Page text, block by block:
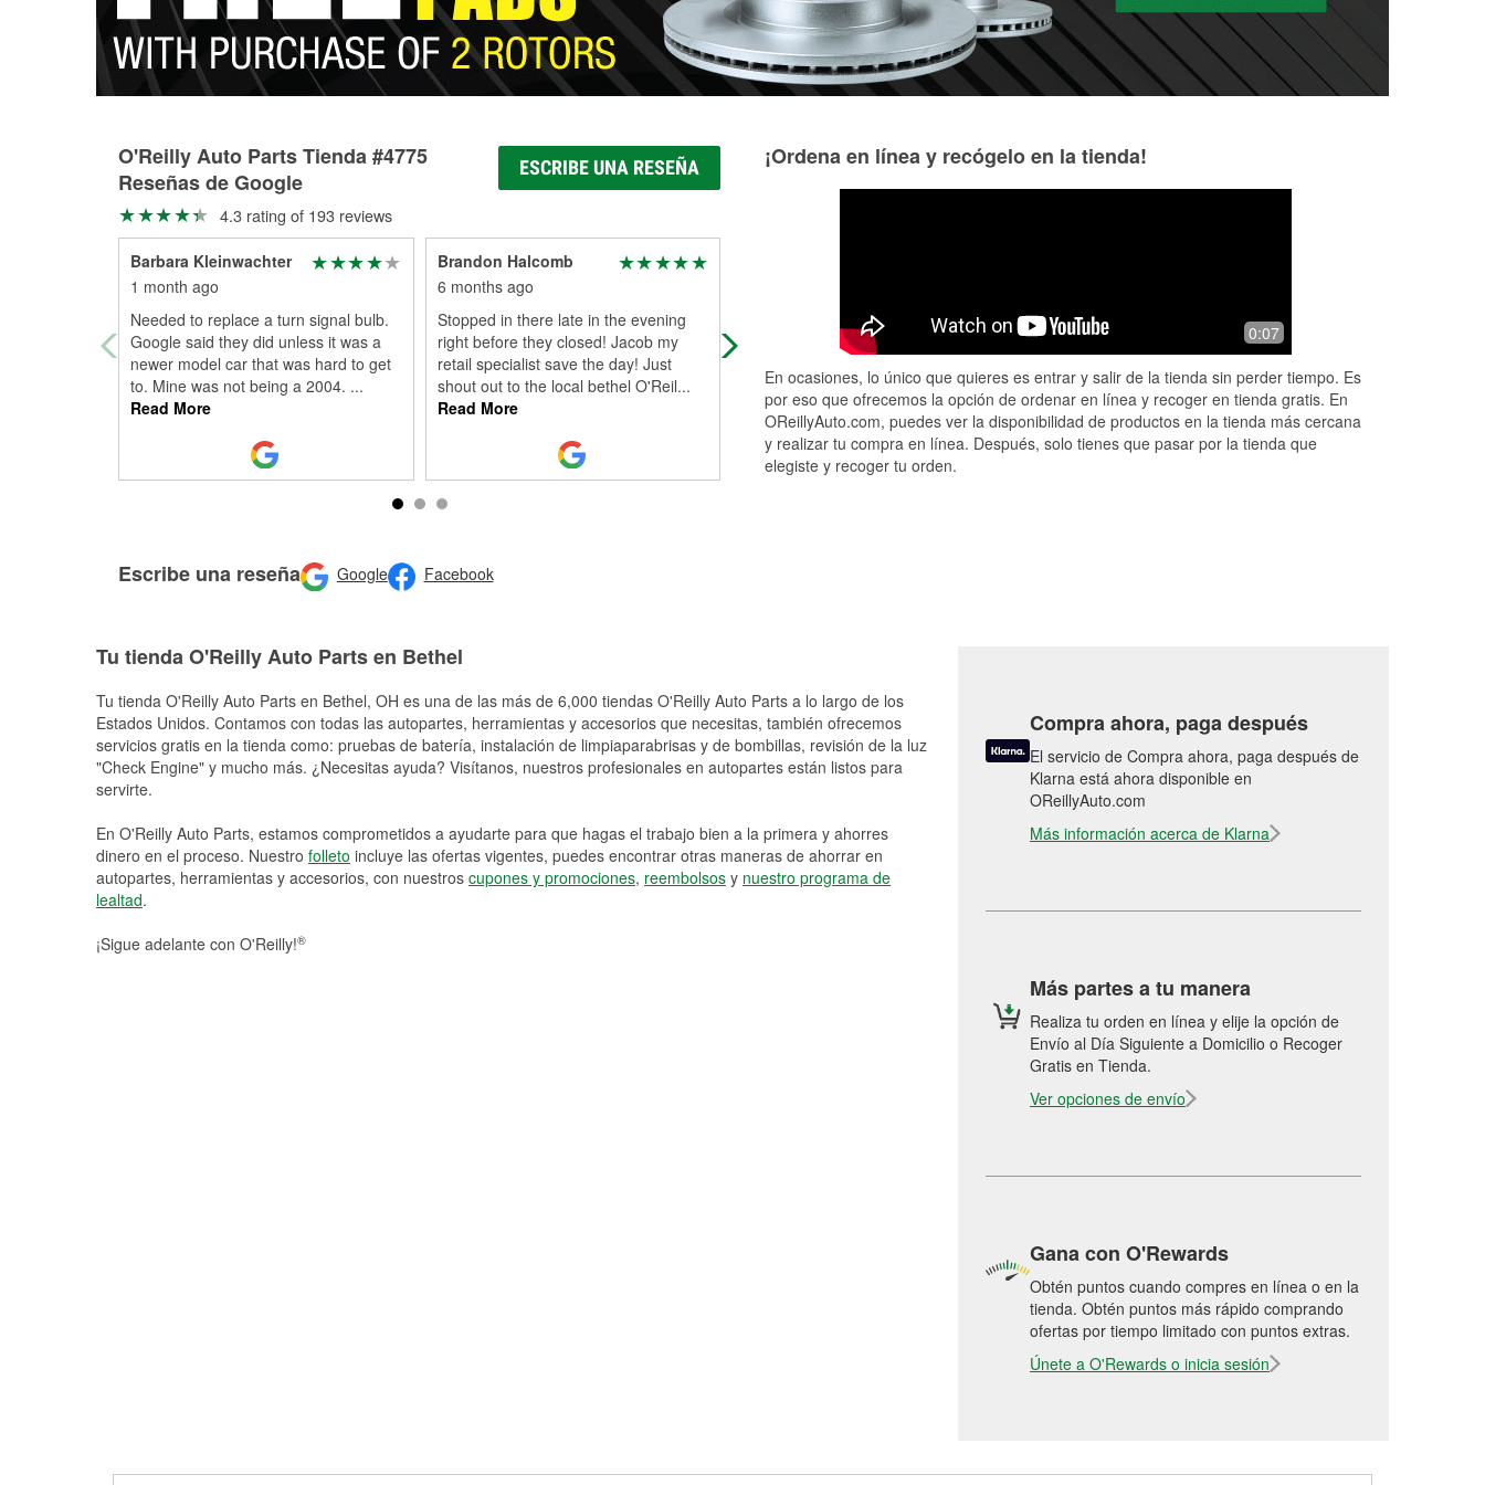
O'Reilly Auto Parts Tienda #4775
Reseñas de Google
ESCRIBE UNA RESEÑA
4.3 rating of 193 reviews
Barbara Kleinwachter
1 month ago
Needed to replace a turn signal bulb.
Google said they did unless it was a
newer model car that was hard to get
to. Mine was not being a 2004. ...
Read More
Brandon Halcomb
6 months ago
Stopped in there late in the evening
right before they closed! Jacob my
retail specialist save the day! Just
shout out to the local bethel O'Reil...
Read More
Always have the part you need, or can
have next day, staff are helpful
Escribe una reseña Google Facebook
¡Ordena en línea y recógelo en la tienda!
0:07
En ocasiones, lo único que quieres es entrar y salir de la tienda sin perder tiempo. Es
por eso que ofrecemos la opción de ordenar en línea y recoger en tienda gratis. En
OReillyAuto.com, puedes ver la disponibilidad de productos en la tienda más cercana
y realizar tu compra en línea. Después, solo tienes que pasar por la tienda que
elegiste y recoger tu orden.
Tu tienda O'Reilly Auto Parts en Bethel
Tu tienda O'Reilly Auto Parts en Bethel, OH es una de las más de 6,000 tiendas O'Reilly Auto Parts a lo largo de los
Estados Unidos. Contamos con todas las autopartes, herramientas y accesorios que necesitas, también ofrecemos
servicios gratis en la tienda como: pruebas de batería, instalación de limpiaparabrisas y de bombillas, revisión de la luz
"Check Engine" y mucho más. ¿Necesitas ayuda? Visítanos, nuestros profesionales en autopartes están listos para
servirte.
En O'Reilly Auto Parts, estamos comprometidos a ayudarte para que hagas el trabajo bien a la primera y ahorres
dinero en el proceso. Nuestro folleto incluye las ofertas vigentes, puedes encontrar otras maneras de ahorrar en
autopartes, herramientas y accesorios, con nuestros cupones y promociones, reembolsos y nuestro programa de
lealtad.
¡Sigue adelante con O'Reilly!®
Compra ahora, paga después
El servicio de Compra ahora, paga después de
Klarna está ahora disponible en
OReillyAuto.com
Más información acerca de Klarna
Más partes a tu manera
Realiza tu orden en línea y elije la opción de
Envío al Día Siguiente a Domicilio o Recoger
Gratis en Tienda.
Ver opciones de envío
Gana con O'Rewards
Obtén puntos cuando compres en línea o en la
tienda. Obtén puntos más rápido comprando
ofertas por tiempo limitado con puntos extras.
Únete a O'Rewards o inicia sesión